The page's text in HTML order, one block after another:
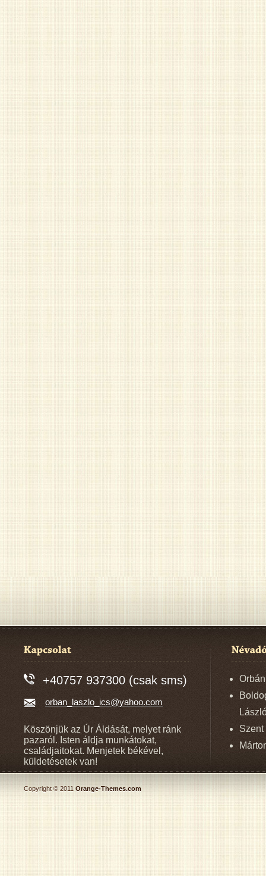
+40757 937300 (csak sms)
orban_laszlo_ics@yahoo.com
Köszönjük az Úr Áldását, melyet ránk
pazaról. Isten áldja munkátokat,
családjaitokat. Menjetek békével,
küldetésetek van!
Szent
Copyright © 2011 Orange-Themes.com